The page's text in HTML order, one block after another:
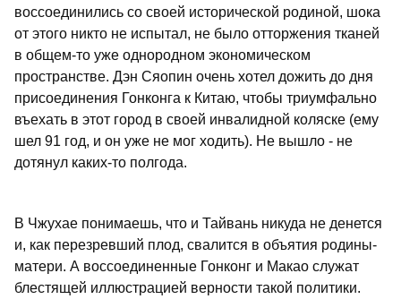
воссоединились со своей исторической родиной, шока
от этого никто не испытал, не было отторжения тканей
в общем-то уже однородном экономическом
пространстве. Дэн Сяопин очень хотел дожить до дня
присоединения Гонконга к Китаю, чтобы триумфально
въехать в этот город в своей инвалидной коляске (ему
шел 91 год, и он уже не мог ходить). Не вышло - не
дотянул каких-то полгода.
В Чжухае понимаешь, что и Тайвань никуда не денется
и, как перезревший плод, свалится в объятия родины-
матери. А воссоединенные Гонконг и Макао служат
блестящей иллюстрацией верности такой политики.